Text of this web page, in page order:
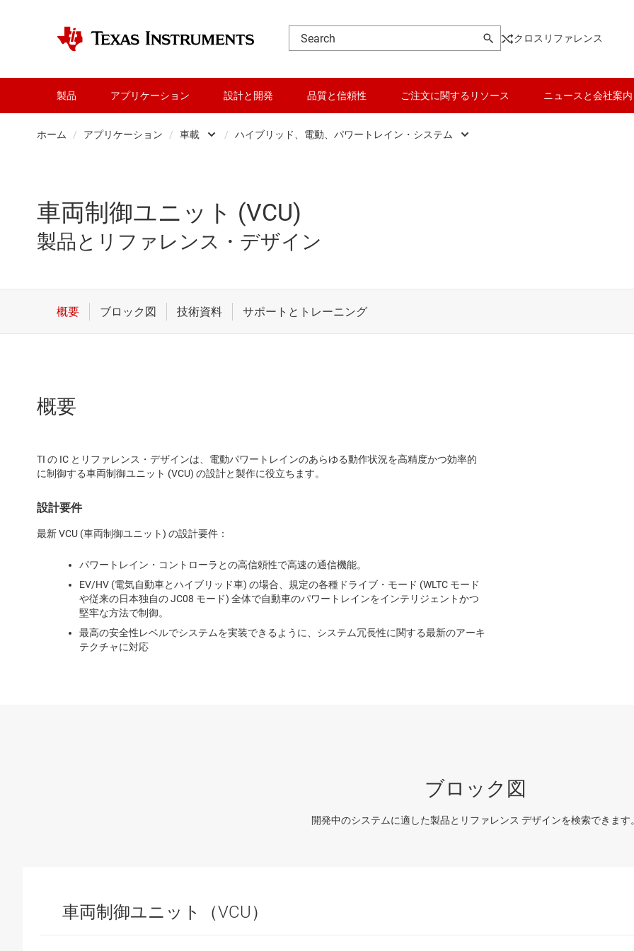
クロスリファレンス
製品 アプリケーション 設計と開発 品質と信頼性 ご注文に関するリソース ニュースと会社案内
ホーム / アプリケーション / 車載
産業用
/ ハイブリッド、電動、パワートレイン・システム
ソフトウェア デファインド ビークル (ソフトウェア定義の自動車)
車両制御ユニット (VCU)
製品とリファレンス・デザイン
概要
TI の IC とリファレンス・デザインは、電動パワートレインのあらゆる動作状況を高精度かつ効率的
に制御する車両制御ユニット (VCU) の設計と製作に役立ちます。
設計要件
最新 VCU (車両制御ユニット) の設計要件：
パワートレイン・コントローラとの高信頼性で高速の通信機能。
EV/HV (電気自動車とハイブリッド車) の場合、規定の各種ドライブ・モード (WLTC モード
や従来の日本独自の JC08 モード) 全体で自動車のパワートレインをインテリジェントかつ
堅牢な方法で制御。
最高の安全性レベルでシステムを実装できるように、システム冗長性に関する最新のアーキ
テクチャに対応
ブロック図
開発中のシステムに適した製品とリファレンス デザインを検索できます
車両制御ユニット（VCU）